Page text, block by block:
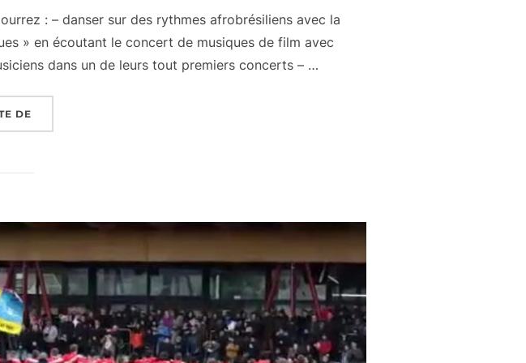
: – danser sur des rythmes afrobrésiliens avec la
» en écoutant le concert de musiques de film avec
dans un de leurs tout premiers concerts – …
DE« SOIRÉE ANNUELLE – 26 MAI 2018 – 19H15 – 20H15 »